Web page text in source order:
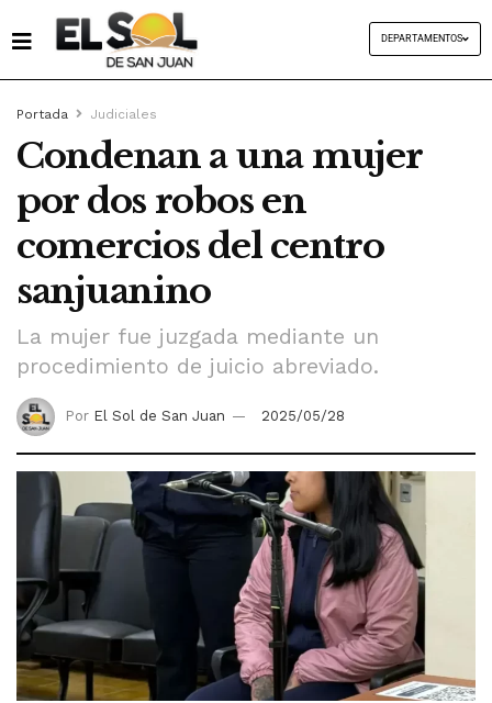
DEPARTAMENTOS
Portada Judiciales
Condenan a una mujer
por dos robos en
comercios del centro
sanjuanino
La mujer fue juzgada mediante un
procedimiento de juicio abreviado.
Por El Sol de San Juan 2025/05/28